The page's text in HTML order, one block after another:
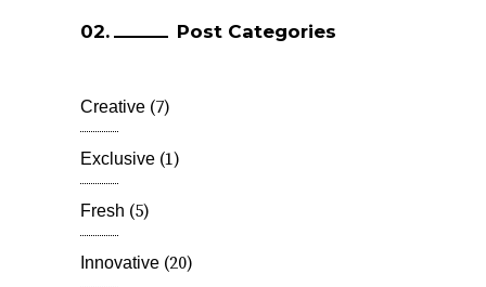
Post Categories
Creative (7)
Exclusive (1)
Fresh (5)
Innovative (20)